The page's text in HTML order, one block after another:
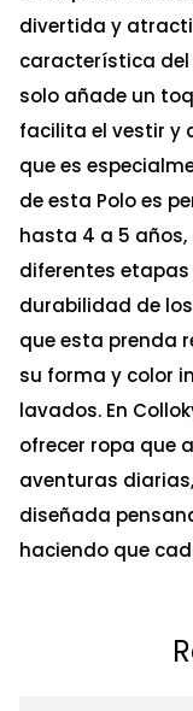
divertida y
característica
solo añade un
facilita el vestir y
que es
de esta Polo es
hasta 4 a 5
diferentes etapas
durabilidad de
que esta prenda
su forma y color
lavados. En
ofrecer ropa que
aventuras
diseñada
haciendo que